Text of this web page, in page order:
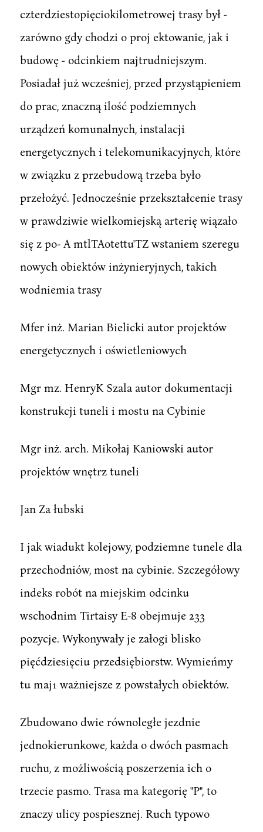
czterdziestopięciokilometrowej trasy był -
zarówno gdy chodzi o proj ektowanie, jak i
budowę - odcinkiem najtrudniejszym.
Posiadał już wcześniej, przed przystąpieniem
do prac, znaczną ilość podziemnych
urządzeń komunalnych, instalacji
energetycznych i telekomunikacyjnych, które
w związku z przebudową trzeba było
przełożyć. Jednocześnie przekształcenie trasy
w prawdziwie wielkomiejską arterię wiązało
się z po- A mtlTAotettu'TZ wstaniem szeregu
nowych obiektów inżynieryjnych, takich
wodniemia trasy
Mfer inż. Marian Bielicki autor projektów
energetycznych i oświetleniowych
Mgr mz. HenryK Szala autor dokumentacji
konstrukcji tuneli i mostu na Cybinie
Mgr inż. arch. Mikołaj Kaniowski autor
projektów wnętrz tuneli
Jan Za łubski
I jak wiadukt kolejowy, podziemne tunele dla
przechodniów, most na cybinie. Szczegółowy
indeks robót na miejskim odcinku
wschodnim Tirtaisy E-8 obejmuje 233
pozycje. Wykonywały je załogi blisko
pięćdziesięciu przedsiębiorstw. Wymieńmy
tu maj1 ważniejsze z powstałych obiektów.
Zbudowano dwie równoległe jezdnie
jednokierunkowe, każda o dwóch pasmach
ruchu, z możliwością poszerzenia ich o
trzecie pasmo. Trasa ma kategorię "P", to
znaczy ulicy pospiesznej. Ruch typowo